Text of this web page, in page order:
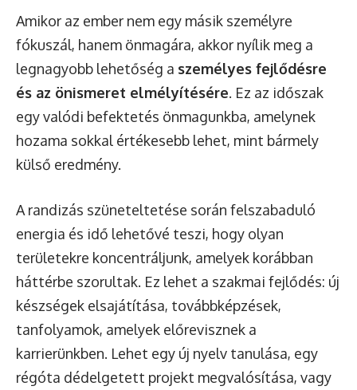
Amikor az ember nem egy másik személyre
fókuszál, hanem önmagára, akkor nyílik meg a
legnagyobb lehetőség a személyes fejlődésre
és az önismeret elmélyítésére. Ez az időszak
egy valódi befektetés önmagunkba, amelynek
hozama sokkal értékesebb lehet, mint bármely
külső eredmény.
A randizás szüneteltetése során felszabaduló
energia és idő lehetővé teszi, hogy olyan
területekre koncentráljunk, amelyek korábban
háttérbe szorultak. Ez lehet a szakmai fejlődés: új
készségek elsajátítása, továbbképzések,
tanfolyamok, amelyek előrevisznek a
karrierünkben. Lehet egy új nyelv tanulása, egy
régóta dédelgetett projekt megvalósítása, vagy